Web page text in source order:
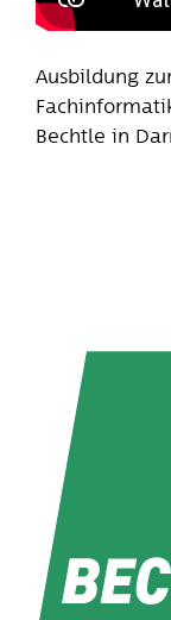
Ausbildung
Bechtle in